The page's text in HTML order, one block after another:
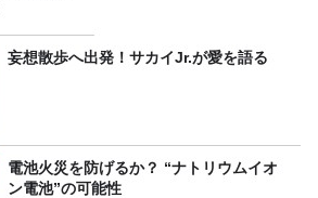
妄想散歩へ出発！サカイJr.が愛を語る
電池火災を防げるか？ “ナトリウムイオ
ン電池”の可能性